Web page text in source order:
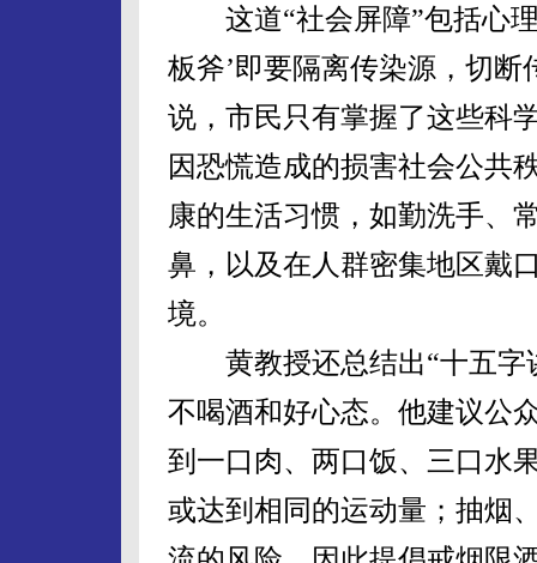
这道“社会屏障”包括心理
板斧’即要隔离传染源，切
说，市民只有掌握了这些科
因恐慌造成的损害社会公共
康的生活习惯，如勤洗手、
鼻，以及在人群密集地区戴
境。
黄教授还总结出“十五字
不喝酒和好心态。他建议公
到一口肉、两口饭、三口水
或达到相同的运动量；抽烟